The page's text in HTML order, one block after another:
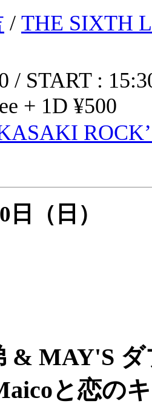
/ THE SIXTH
/ START :
+ 1D ¥500
日（日）
& MAY'S
と恋の